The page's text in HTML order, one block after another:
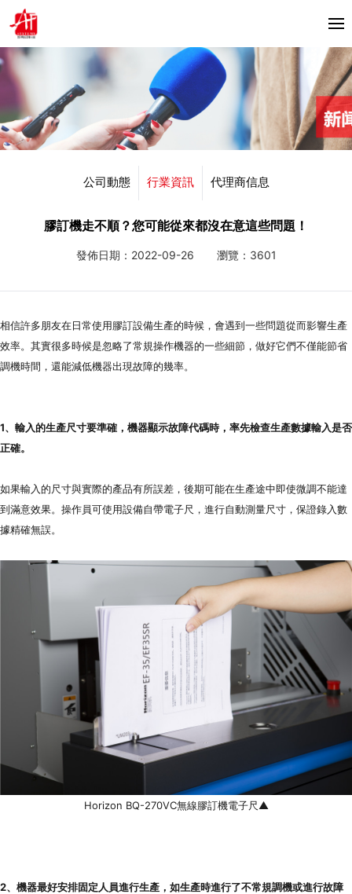
首頁
關於我們
產品中心
Horizon
Foliant
Zechini
合作夥伴
解決方案
行業資訊
代理商信息
公司動態 行業資訊 代理商信息
膠訂機走不順？您可能從來都沒在意這些問題！
發佈日期：2022-09-26 瀏覽：3601
相信許多朋友在日常使用膠訂設備生產的時候，會遇到一些問題從而影響生產
效率。其實很多時候是忽略了常規操作機器的一些細節，做好它們不僅能節省
調機時間，還能減低機器出現故障的幾率。
1、輸入的生產尺寸要準確，機器顯示故障代碼時，率先檢查生產數據輸入是否
正確。
如果輸入的尺寸與實際的產品有所誤差，後期可能在生產途中即使微調不能達
到滿意效果。操作員可使用設備自帶電子尺，進行自動測量尺寸，保證錄入數
據精確無誤。
Horizon BQ-270VC無線膠訂機電子尺▲
2、機器最好安排固定人員進行生產，如生產時進行了不常規調機或進行故障